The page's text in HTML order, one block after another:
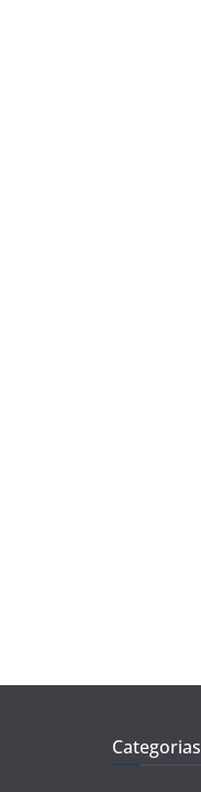
Categorias